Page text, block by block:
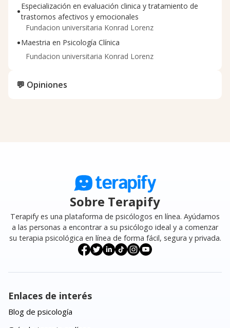
•Especialización en evaluación clinica y tratamiento de
trastornos afectivos y emocionales
Fundacion universitaria Konrad Lorenz
•Maestria en Psicología Clínica
Fundacion universitaria Konrad Lorenz
💬 Opiniones
Sobre Terapify
Terapify es una plataforma de psicólogos en línea. Ayúdamos
a las personas a encontrar a su psicólogo ideal y a comenzar
su terapia psicológica en línea de forma fácil, segura y privada.
Enlaces de interés
Blog de psicología